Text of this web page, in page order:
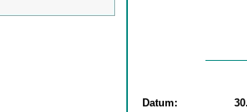
Datum: